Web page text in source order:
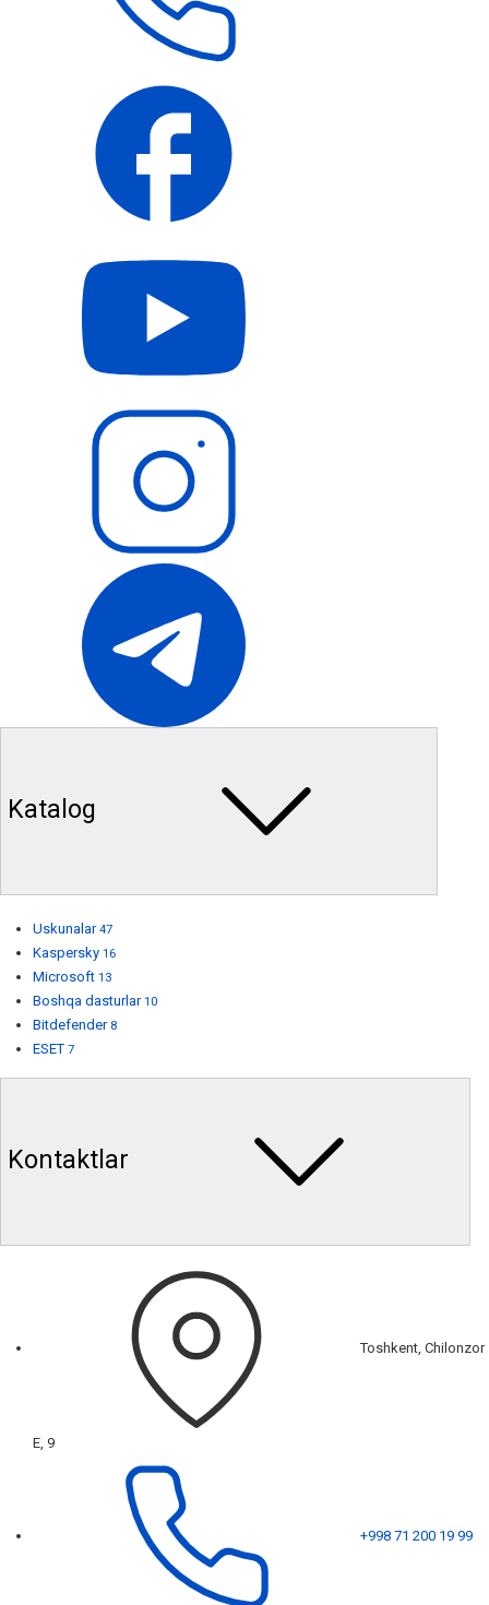
Katalog
Uskunalar 47
Kaspersky 16
Microsoft 13
Boshqa dasturlar 10
Bitdefender 8
ESET 7
Kontaktlar
Toshkent, Chilonzor
E, 9
+998 71 200 19 99